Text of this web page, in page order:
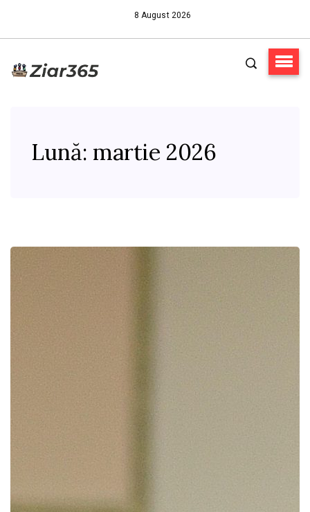
8 August 2026
Lună: martie 2026